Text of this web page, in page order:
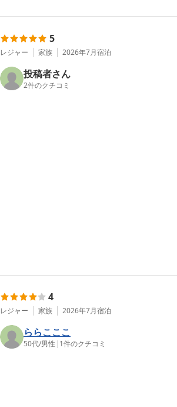
5
レジャー 家族 2026年7月宿泊
投稿者さん
2件のクチコミ
4
レジャー 家族 2026年7月宿泊
ららこここ
50代/男性 | 1件のクチコミ